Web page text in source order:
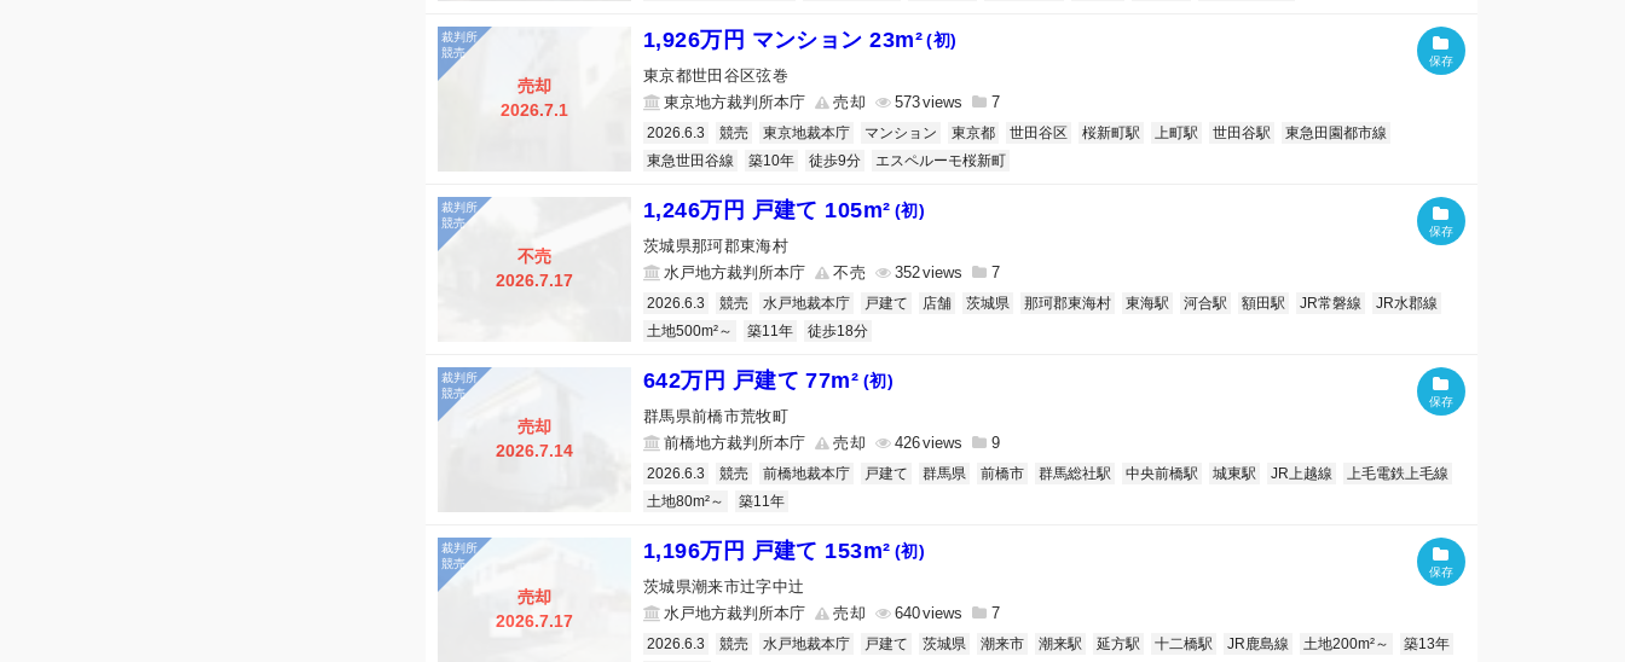
売却
2026.7.1
1,926万円 マンション 23m² (初)
東京都世田谷区弦巻
東京地方裁判所本庁
売却 573 7
2026.6.3 競売 東京地裁本庁 マンション 東京都 世田谷区 桜新町駅 上町駅 世田谷駅
東急田園都市線
東急世田谷線
築10年 徒歩9分 エスペルーモ桜新町
不売
2026.7.17
1,246万円 戸建て 105m² (初)
茨城県那珂郡東海村
水戸地方裁判所本庁
不売 352 7
2026.6.3 競売 水戸地裁本庁 戸建て 店舗 茨城県 那珂郡東海村 東海駅 河合駅 額田駅 JR常磐線
JR水郡線
土地500m²～
築11年 徒歩18分
売却
2026.7.14
642万円 戸建て 77m² (初)
群馬県前橋市荒牧町
前橋地方裁判所本庁
売却 426 9
2026.6.3 競売 前橋地裁本庁 戸建て 群馬県 前橋市 群馬総社駅 中央前橋駅 城東駅 JR上越線
上毛電鉄上毛線
土地80m²～
築11年
売却
2026.7.17
1,196万円 戸建て 153m² (初)
茨城県潮来市辻字中辻
水戸地方裁判所本庁
売却 640 7
2026.6.3 競売 水戸地裁本庁 戸建て 茨城県 潮来市 潮来駅 延方駅 十二橋駅 JR鹿島線 土地200m²～
築13年